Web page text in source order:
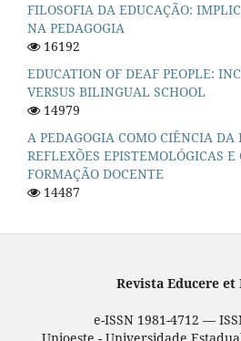
FILOSOFIA DA EDUCAÇÃO:
NA PEDAGOGIA
16192
EDUCATION OF DEAF PEOPLE:
VERSUS BILINGUAL SCHOOL
14979
A PEDAGOGIA COMO CIÊNCIA DA
REFLEXÕES EPISTEMOLÓGICAS
FORMAÇÃO DOCENTE
14487
Revista Educere et
e-ISSN 1981-4712 —